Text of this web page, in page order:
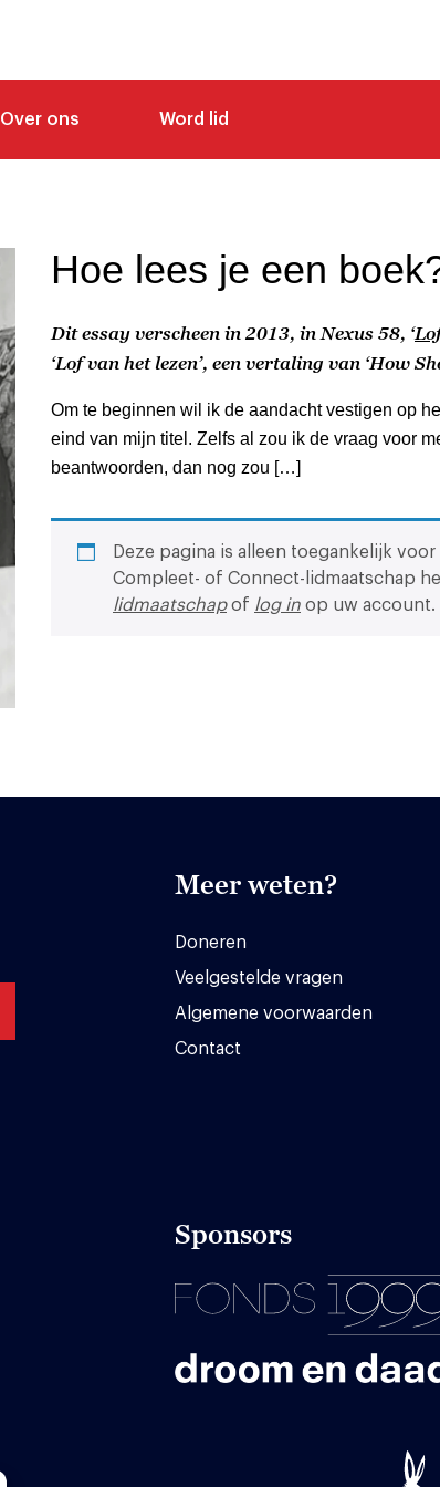
Over ons Word lid
Hoe lees je een
Dit essay verscheen in 2013, in Nexus 58, ‘
‘Lof van het lezen’, een vertaling van ‘How
Om te beginnen wil ik de aandacht vestigen op
eind van mijn titel. Zelfs al zou ik de vraag voor
beantwoorden, dan nog zou […]
Deze pagina is alleen toegankelijk voor
Compleet- of Connect-lidmaatschap
lidmaatschapof log in op uw account.
Meer weten?
Doneren
Veelgestelde vragen
Algemene voorwaarden
Contact
Sponsors